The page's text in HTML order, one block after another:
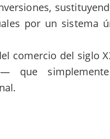
por un sistema
comercio del siglo
que